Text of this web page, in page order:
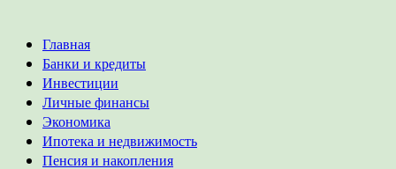
Основное
меню
Главная
Банки и кредиты
Инвестиции
Личные финансы
Экономика
Ипотека и недвижимость
Пенсия и накопления